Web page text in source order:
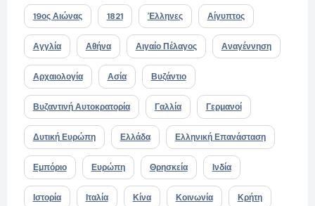
19ος Αιώνας 1821 Έλληνες Αίγυπτος
Αγγλία Αθήνα Αιγαίο Πέλαγος Αναγέννηση
Αρχαιολογία Ασία Βυζάντιο
Βυζαντινή Αυτοκρατορία Γαλλία Γερμανοί
Δυτική Ευρώπη Ελλάδα Ελληνική Επανάσταση
Εμπόριο Ευρώπη Θρησκεία Ινδία
Ιστορία Ιταλία Κίνα Κοινωνία Κρήτη